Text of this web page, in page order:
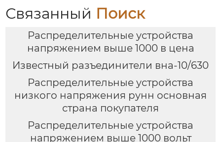
Связанный Поиск
Распределительные устройства
напряжением выше 1000 в цена
Известный разъединители вна-10/630
Распределительные устройства
низкого напряжения рунн основная
страна покупателя
Распределительные устройства
напряжением выше 1000 вольт